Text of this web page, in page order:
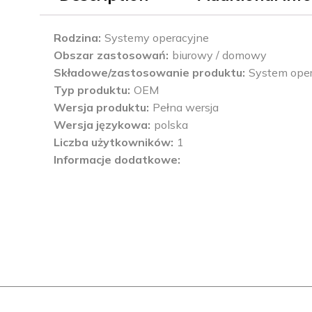
Rodzina Systemy operacyjne
Obszar zastosowań biurowy / domowy
Składowe/zastosowanie produktu System
Typ produktu OEM
Wersja produktu Pełna wersja
Wersja językowa polska
Liczba użytkowników 1
Informacje dodatkowe